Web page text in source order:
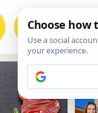
vrh! woot?!